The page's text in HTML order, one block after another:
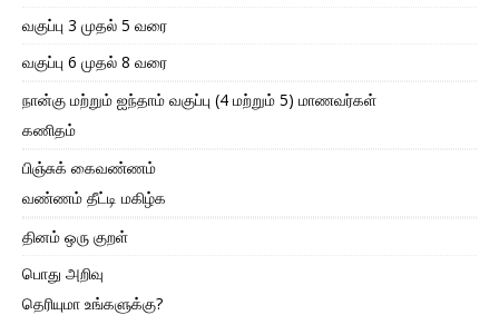
வகுப்பு 3 முதல் 5 வரை
வகுப்பு 6 முதல் 8 வரை
நான்கு மற்றும் ஐந்தாம் வகுப்பு (4 மற்றும் 5) மாணவர்கள்
கணிதம்
பிஞ்சுக் கைவண்ணம்
வண்ணம் தீட்டி மகிழ்க
தினம் ஒரு குறள்
பொது அறிவு
தெரியுமா உங்களுக்கு?